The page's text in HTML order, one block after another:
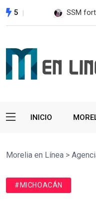
5 EE. UU.
INICIO
Morelia en Línea >
#MICHOACÁN